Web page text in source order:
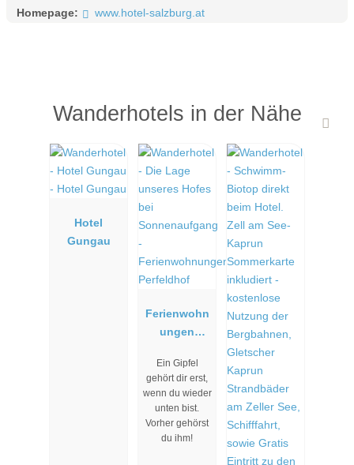
Homepage: www.hotel-salzburg.at
Wanderhotels in der Nähe
Hotel
Gungau
Ferienwohn
ungen
Ein Gipfel
gehört dir erst,
wenn du wieder
unten bist.
Vorher gehörst
du ihm!